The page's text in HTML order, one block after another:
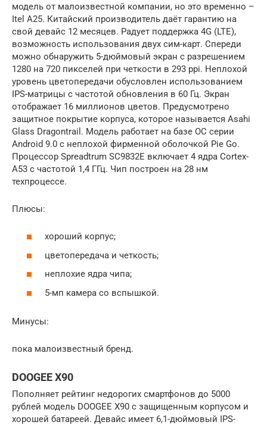
модель от малоизвестной компании, но это временно –
Itel A25. Китайский производитель даёт гарантию на
свой девайс 12 месяцев. Радует поддержка 4G (LTE),
возможность использования двух сим-карт. Спереди
можно обнаружить 5-дюймовый экран с разрешением
1280 на 720 пикселей при четкости в 293 ppi. Неплохой
уровень цветопередачи обусловлен использованием
IPS-матрицы с частотой обновления в 60 Гц. Экран
отображает 16 миллионов цветов. Предусмотрено
защитное покрытие корпуса, которое называется Asahi
Glass Dragontrail. Модель работает на базе ОС серии
Android 9.0 с неплохой фирменной оболочкой Pie Go.
Процессор Spreadtrum SC9832E включает 4 ядра Cortex-
A53 с частотой 1,4 ГГц. Чип построен на 28 нм
техпроцессе.
Плюсы:
хороший корпус;
цветопередача и четкость;
неплохие ядра чипа;
5-мп камера со вспышкой.
Минусы:
пока малоизвестный бренд.
DOOGEE X90
Пополняет рейтинг недорогих смартфонов до 5000
рублей модель DOOGEE X90 с защищенным корпусом и
хорошей батареей. Девайс имеет 6,1-дюймовый IPS-